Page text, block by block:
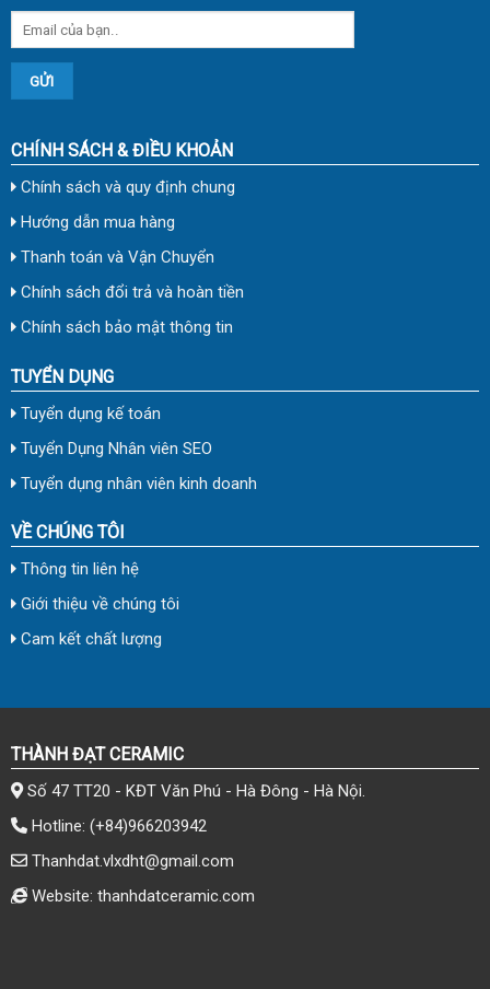
CHÍNH SÁCH & ĐIỀU KHOẢN
Chính sách và quy định chung
Hướng dẫn mua hàng
Thanh toán và Vận Chuyển
Chính sách đổi trả và hoàn tiền
Chính sách bảo mật thông tin
TUYỂN DỤNG
Tuyển dụng kế toán
Tuyển Dụng Nhân viên SEO
Tuyển dụng nhân viên kinh doanh
VỀ CHÚNG TÔI
Thông tin liên hệ
Giới thiệu về chúng tôi
Cam kết chất lượng
THÀNH ĐẠT CERAMIC
Số 47 TT20 - KĐT Văn Phú - Hà Đông - Hà Nội.
Hotline: (+84)966203942
Thanhdat.vlxdht@gmail.com
Website: thanhdatceramic.com